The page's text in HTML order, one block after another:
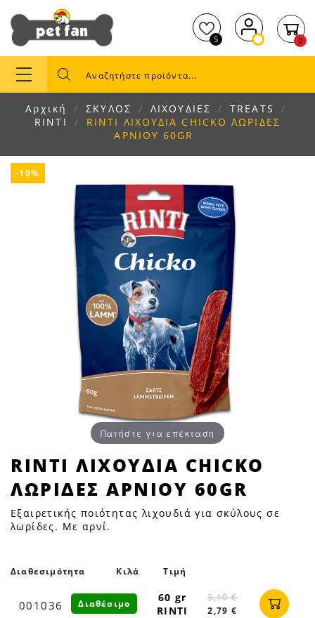
5 0
Αρχική ΣΚΥΛΟΣ ΛΙΧΟΥΔΙΕΣ
TREATS
RINTI
RINTI ΛΙΧΟΥΔΙΑ CHICKO ΛΩΡΙΔΕΣ
ΑΡΝΙΟΥ 60GR
-10%
Πατήστε για επέκταση
RINTI
ΛΙΧΟΥΔΙΑ
CHICKO
ΛΩΡΙΔΕΣ
ΑΡΝΙΟΥ
Petfan
RINTI ΛΙΧΟΥΔΙΑ CHICKO
ΛΩΡΙΔΕΣ ΑΡΝΙΟΥ 60GR
Εξαιρετικής ποιότητας λιχουδιά για σκύλους σε
λωρίδες. Με αρνί.
Διαθεσιμότητα Κιλά Τιμή
001036
60 gr
RINTI
3,10 €
2,79 €
Διαθέσιμο